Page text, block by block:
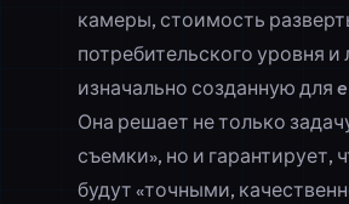
камеры, стоимость
потребительского уровня и
изначально созданную для
Она решает не только
съемки», но и гарантирует,
будут «точными,